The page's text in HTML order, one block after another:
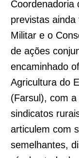
Coordenadoria
previstas
Militar e o
de ações
encaminhado
Agricultura do
(Farsul), com
sindicatos
articulem com
semelhantes,